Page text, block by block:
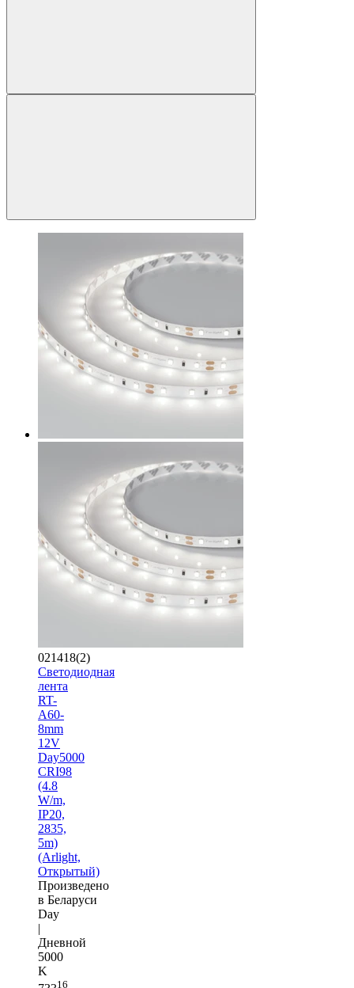
021418(2)
Светодиодная
лента
RT-
A60-
8mm
12V
Day5000
CRI98
(4.8
W/m,
IP20,
2835,
5m)
(Arlight,
Открытый)
Произведено
в Беларуси
Day
|
Дневной
5000
K
16